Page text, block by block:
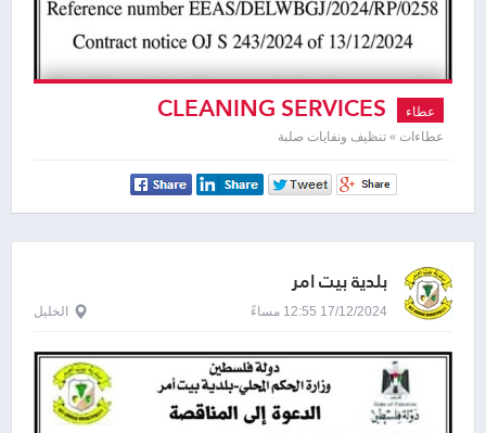
عطاء
عطاءات » تنظيف ونفايات صلبة
بلدية بيت امر
17/12/2024 12:55 مساءً الخليل